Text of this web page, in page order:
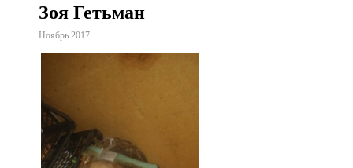
Зоя Гетьман
Ноябрь 2017